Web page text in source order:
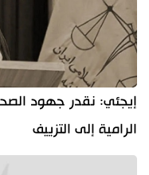
إيجئي: نقدر جهود
الرامية إلى التزييف